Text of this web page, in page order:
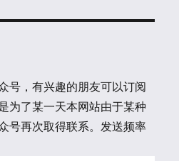
号，有兴趣的朋友可以订阅
为了某一天本网站由于某种
号再次取得联系。发送频率